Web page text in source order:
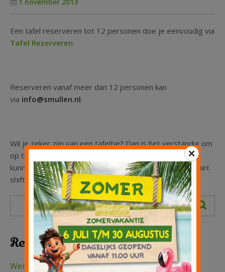
Kinderfeestje
Groepen
Een tafel reserveren tot 12 personen doe je eenvoudig via
Tafel Reserveren.
Reserveren vanaf meer dan 12 personen kan
via info@smullen.nl.
Wil je zeker zijn van een tafeltje? Dan is het verstandig om
op tijd te reserveren. Om zoveel mogelijk mensen te
kunnen bedienen, werken we op zaterdag en zondag met
shifts.
Recente berichten
Werkzaamheden op de route